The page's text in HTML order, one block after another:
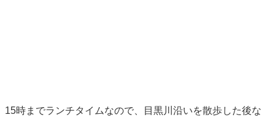
15時までランチタイムなので、目黒川沿いを散歩した後な